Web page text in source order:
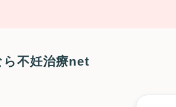
ら不妊治療net